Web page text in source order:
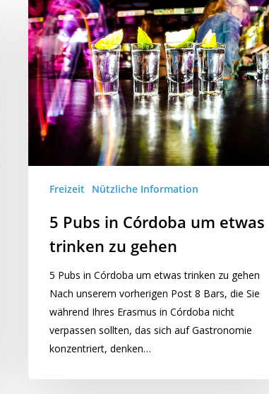
Freizeit Nützliche Information
5 Pubs in Córdoba um etwas
trinken zu gehen
5 Pubs in Córdoba um etwas trinken zu gehen
Nach unserem vorherigen Post 8 Bars, die Sie
während Ihres Erasmus in Córdoba nicht
verpassen sollten, das sich auf Gastronomie
konzentriert, denken…